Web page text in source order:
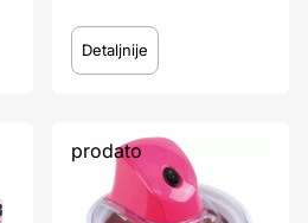
Detaljnije
prodato